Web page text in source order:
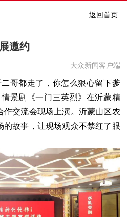
返回首页
邀约
大众新闻客户端
都走了，你怎么狠心留下爹
景剧《一门三英烈》在沂蒙精
作交流会现场上演。沂蒙山区农
的故事，让现场观众不禁红了眼